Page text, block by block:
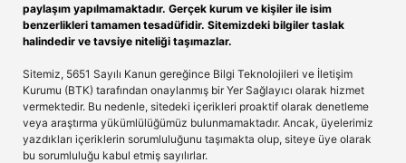
paylaşım yapılmamaktadır. Gerçek kurum ve kişiler ile isim
benzerlikleri tamamen tesadüfidir. Sitemizdeki bilgiler taslak
halindedir ve tavsiye niteliği taşımazlar.
Sitemiz, 5651 Sayılı Kanun gereğince Bilgi Teknolojileri ve İletişim
Kurumu (BTK) tarafından onaylanmış bir Yer Sağlayıcı olarak hizmet
vermektedir. Bu nedenle, sitedeki içerikleri proaktif olarak denetleme
veya araştırma yükümlülüğümüz bulunmamaktadır. Ancak, üyelerimiz
yazdıkları içeriklerin sorumluluğunu taşımakta olup, siteye üye olarak
bu sorumluluğu kabul etmiş sayılırlar.